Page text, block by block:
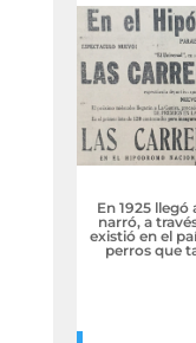
En 1925
narró, a
existió en el
perros que